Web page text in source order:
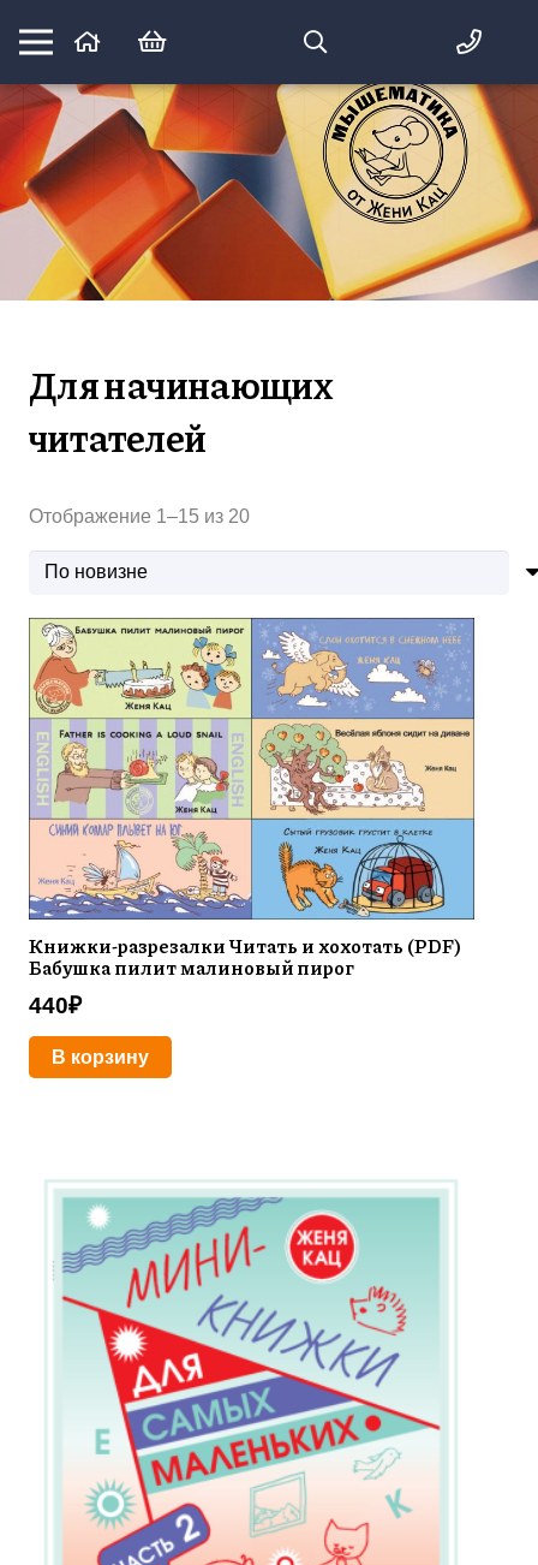
Математика вприпрыжку:
идеи и игры для детей и их родителей
Для начинающих
читателей
Отображение 1–15 из 20Сортировка:
Книжки-разрезалки Читать и хохотать (PDF)
Бабушка пилит малиновый пирог
440₽
В корзину